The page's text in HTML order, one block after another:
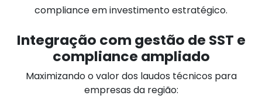
compliance em investimento estratégico.
Integração com gestão de SST e
compliance ampliado
Maximizando o valor dos laudos técnicos para
empresas da região: